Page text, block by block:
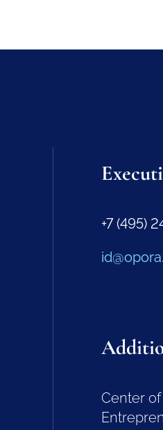
+7 (495)
Center